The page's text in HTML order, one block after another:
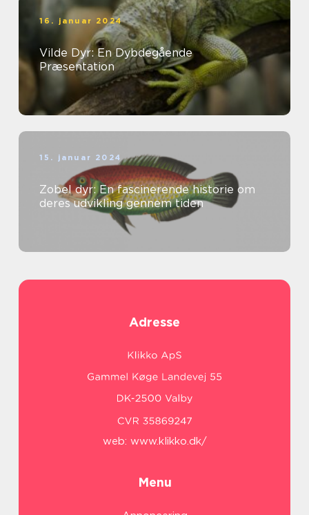
16. januar 2024
Vilde Dyr: En Dybdegående
Præsentation
15. januar 2024
Zobel dyr: En fascinerende historie om
deres udvikling gennem tiden
Adresse
web: www.klikko.dk/
Menu